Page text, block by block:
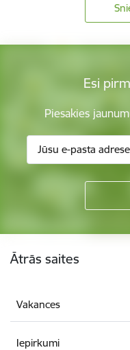
Esi
Piesakies
Ātrās saites
Vakances
Iepirkumi